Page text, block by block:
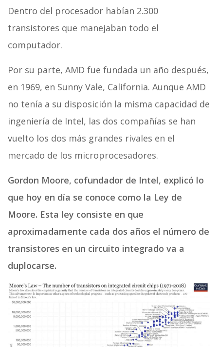
Dentro del procesador habían 2.300
transistores que manejaban todo el
computador.
Por su parte, AMD fue fundada un año después,
en 1969, en Sunny Vale, California. Aunque AMD
no tenía a su disposición la misma capacidad de
ingeniería de Intel, las dos compañías se han
vuelto los dos más grandes rivales en el
mercado de los microprocesadores.
Gordon Moore, cofundador de Intel, explicó lo
que hoy en día se conoce como la Ley de
Moore. Esta ley consiste en que
aproximadamente cada dos años el número de
transistores en un circuito integrado va a
duplocarse.